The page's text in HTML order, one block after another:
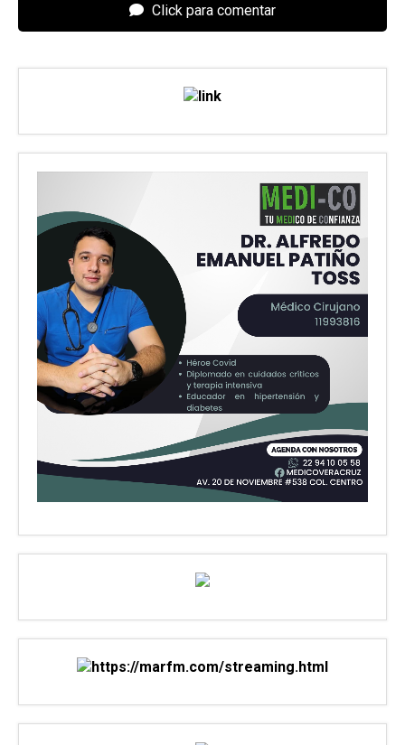
Click para comentar